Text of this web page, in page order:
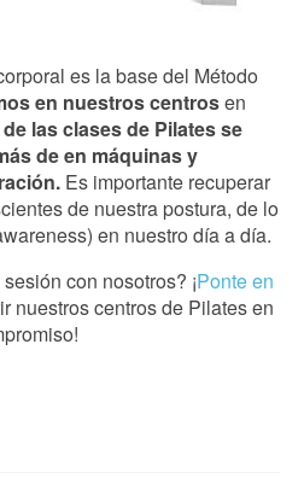
es la base del Método
en nuestros centrosen
las clases de Pilates se
de en máquinas y
Es importante recuperar
de nuestra postura, de lo
en nuestro día a día.
con nosotros? ¡Ponte en
nuestros centros de Pilates en